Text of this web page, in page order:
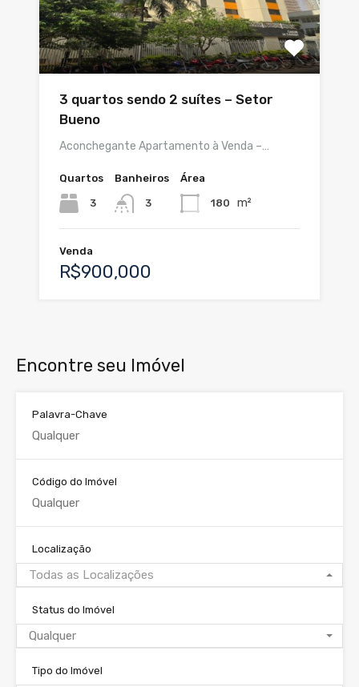
3 quartos sendo 2 suítes – Setor
Bueno
Aconchegante Apartamento à Venda –…
Quartos
3
Banheiros
3
Área
180 m²
Venda
R$900,000
Encontre seu Imóvel
Palavra-Chave
Código do Imóvel
Localização
Todas as Localizações
Status do Imóvel
Qualquer
Tipo do Imóvel